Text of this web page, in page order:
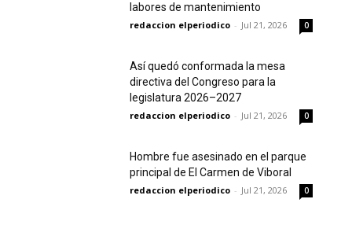
labores de mantenimiento
redaccion elperiodico - Jul 21, 2026 0
Así quedó conformada la mesa
directiva del Congreso para la
legislatura 2026–2027
redaccion elperiodico - Jul 21, 2026 0
Hombre fue asesinado en el parque
principal de El Carmen de Viboral
redaccion elperiodico - Jul 21, 2026 0